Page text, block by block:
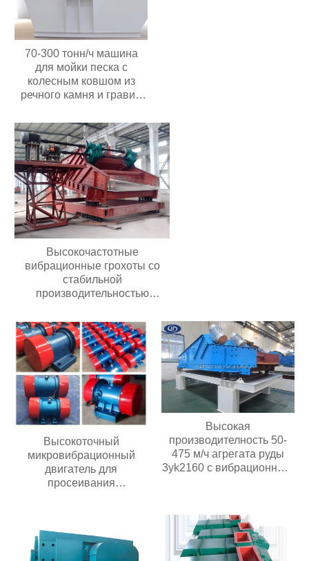
70-300 тонн/ч машина
для мойки песка с
колесным ковшом из
речного камня и гравия
высокой
производительностью
Цена в Индонезии
Высокочастотные
вибрационные грохоты со
стабильной
производительностью
добычи полезных
ископаемыхВысокочастотные
вибрационные грохоты со
стабильной
производительностью
Долговечные грохоты для
добычи полезных
ископаемых
Высокоточный
микровибрационный
двигатель для
просеивания
Высокая
производителность 50-
475 м/ч агрегата руды
3yk2160 с вибрационным
палубами